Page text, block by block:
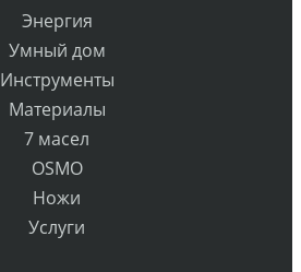
Энергия
Умный дом
Инструменты
Материалы
7 масел
OSMO
Ножи
Услуги